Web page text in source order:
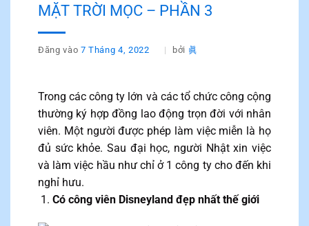
MẶT TRỜI MỌC – PHẦN 3
Đăng vào 7 Tháng 4, 2022 bởi 眞
Trong các công ty lớn và các tổ chức công cộng
thường ký hợp đồng lao động trọn đời với nhân
viên. Một người được phép làm việc miễn là họ
đủ sức khỏe. Sau đại học, người Nhật xin việc
và làm việc hầu như chỉ ở 1 công ty cho đến khi
nghỉ hưu.
Có công viên Disneyland đẹp nhất thế giới